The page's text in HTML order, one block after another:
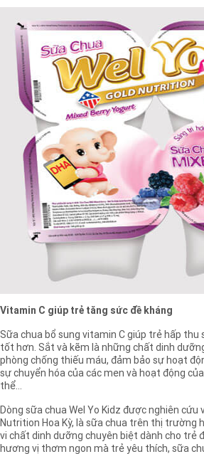
Vitamin C giúp trẻ tăng sức đề kháng
Sữa chua bổ sung vitamin C giúp trẻ hấp
tốt hơn. Sắt và kẽm là những chất dinh
phòng chống thiếu máu, đảm bảo sự hoạt
sự chuyển hóa của các men và hoạt động
thể...
Dòng sữa chua Wel Yo Kidz được nghiên cứu
Nutrition Hoa Kỳ, là sữa chua trên thị trường
vi chất dinh dưỡng chuyên biệt dành cho trẻ
hương vị thơm ngon mà trẻ yêu thích, sữa